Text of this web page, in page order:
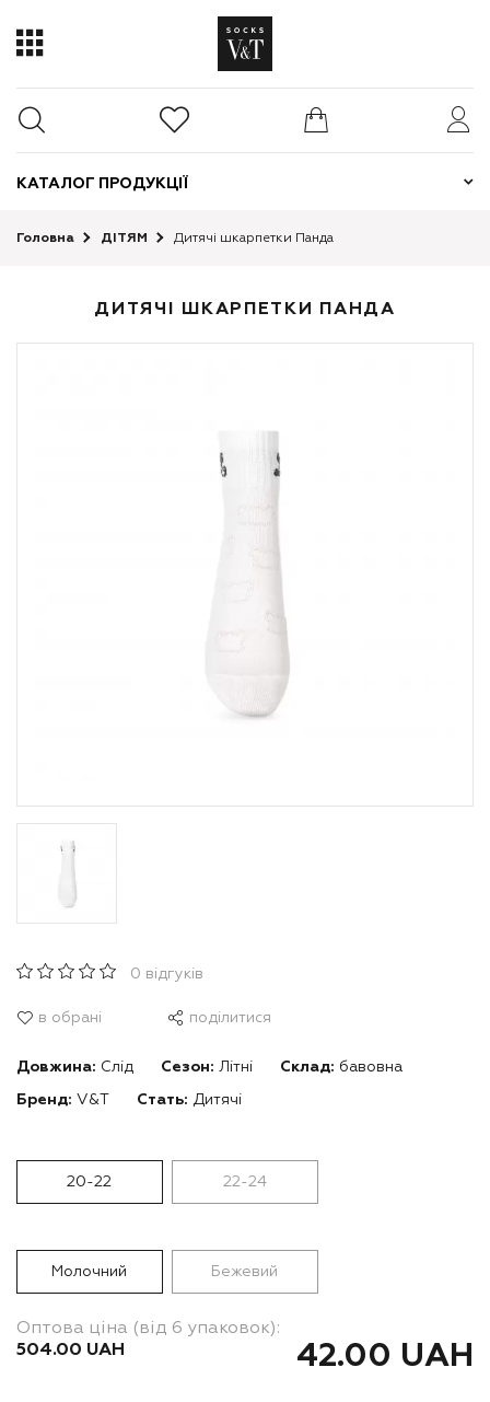
КАТАЛОГ ПРОДУКЦІЇ
Головна ДІТЯМ Дитячі шкарпетки Панда
ДИТЯЧІ ШКАРПЕТКИ ПАНДА
0 відгуків
в обрані поділитися
Довжина: Слід Сезон: Літні Склад: бавовна
Бренд: V&T Стать: Дитячі
20-22 22-24
Молочний Бежевий
Оптова ціна (від 6 упаковок):
504.00 UAH
42.00 UAH